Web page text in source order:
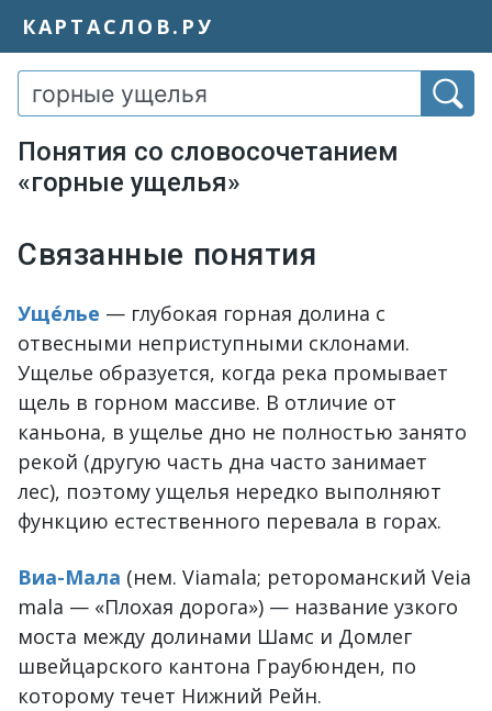
КАРТАСЛОВ.РУ
Понятия со словосочетанием
«горные ущелья»
Связанные понятия
Уще́лье — глубокая горная долина с
отвесными неприступными склонами.
Ущелье образуется, когда река промывает
щель в горном массиве. В отличие от
каньона, в ущелье дно не полностью занято
рекой (другую часть дна часто занимает
лес), поэтому ущелья нередко выполняют
функцию естественного перевала в горах.
Виа-Мала (нем. Viamala; ретороманский Veia
mala — «Плохая дорога») — название узкого
моста между долинами Шамс и Домлег
швейцарского кантона Граубюнден, по
которому течет Нижний Рейн.